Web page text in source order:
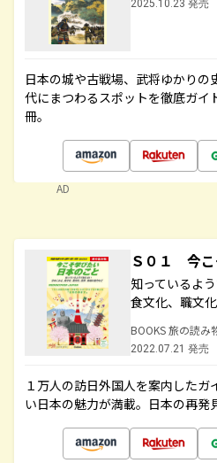
2025.10.23 発売
日本の城や古戦場、武将ゆかりの
代にまつわるスポットを徹底ガイ
冊。
AD
Ｓ０１ 今こ
知っているよ
食文化、職文
BOOKS 旅の読み
2022.07.21 発売
１万人の訪日外国人を案内した
い日本の魅力が満載。日本の再発